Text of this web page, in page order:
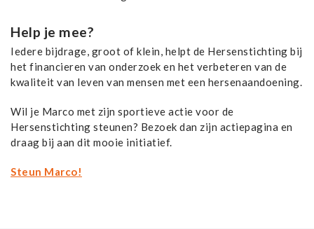
Help je mee?
Iedere bijdrage, groot of klein, helpt de Hersenstichting bij
het financieren van onderzoek en het verbeteren van de
kwaliteit van leven van mensen met een hersenaandoening.
Wil je Marco met zijn sportieve actie voor de
Hersenstichting steunen? Bezoek dan zijn actiepagina en
draag bij aan dit mooie initiatief.
Steun Marco!